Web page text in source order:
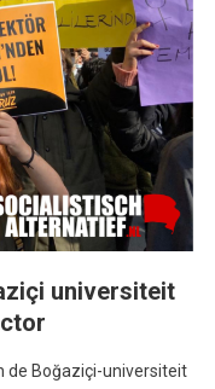
universiteit
de Boğaziçi-universiteit